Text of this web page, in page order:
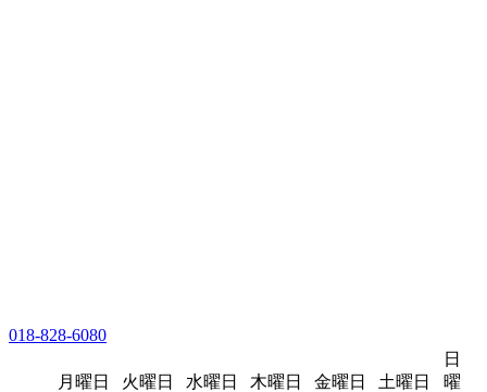
018-828-6080
月曜日 火曜日 水曜日 木曜日 金曜日 土曜日
日
曜